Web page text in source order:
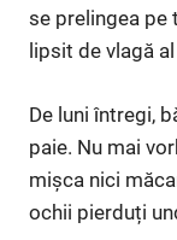
se prelingea pe
lipsit de vlagă
De luni întregi,
paie. Nu mai
mișca nici
ochii pierduți